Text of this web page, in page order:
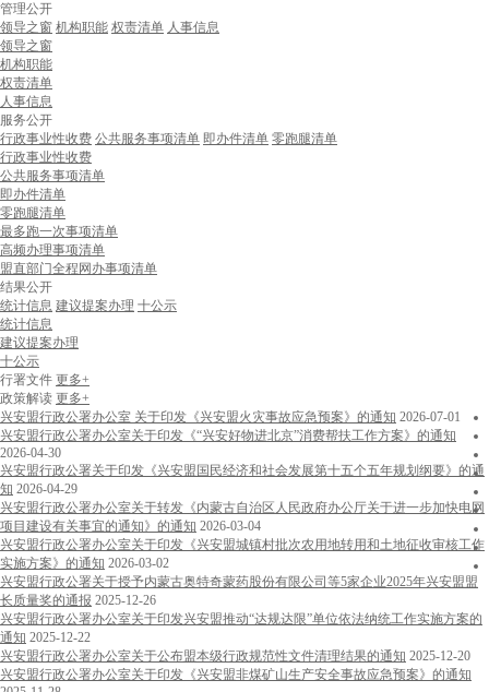
管理公开
领导之窗 机构职能 权责清单 人事信息
领导之窗
机构职能
权责清单
人事信息
服务公开
行政事业性收费 公共服务事项清单 即办件清单 零跑腿清单
行政事业性收费
公共服务事项清单
即办件清单
零跑腿清单
最多跑一次事项清单
高频办理事项清单
盟直部门全程网办事项清单
结果公开
统计信息 建议提案办理 十公示
统计信息
建议提案办理
十公示
行署文件 更多+
政策解读 更多+
兴安盟行政公署办公室 关于印发《兴安盟火灾事故应急预案》的通知 2026-07-01
兴安盟行政公署办公室关于印发《“兴安好物进北京”消费帮扶工作方案》的通知
2026-04-30
兴安盟行政公署关于印发《兴安盟国民经济和社会发展第十五个五年规划纲要》的通
知 2026-04-29
兴安盟行政公署办公室关于转发《内蒙古自治区人民政府办公厅关于进一步加快电网
项目建设有关事宜的通知》的通知 2026-03-04
兴安盟行政公署办公室关于印发《兴安盟城镇村批次农用地转用和土地征收审核工作
实施方案》的通知 2026-03-02
兴安盟行政公署关于授予内蒙古奥特奇蒙药股份有限公司等5家企业2025年兴安盟盟
长质量奖的通报 2025-12-26
兴安盟行政公署办公室关于印发兴安盟推动“达规达限”单位依法纳统工作实施方案的
通知 2025-12-22
兴安盟行政公署办公室关于公布盟本级行政规范性文件清理结果的通知 2025-12-20
兴安盟行政公署办公室关于印发《兴安盟非煤矿山生产安全事故应急预案》的通知